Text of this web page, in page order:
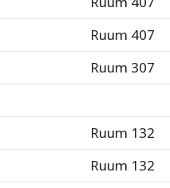
Ruum 407
Ruum 307
Ruum 132
Ruum 132